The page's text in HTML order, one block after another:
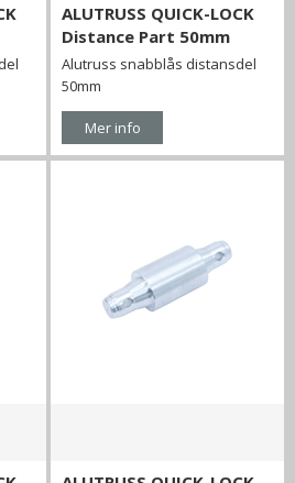
ALUTRUSS QUICK-LOCK
Distance Part 50mm
Alutruss snabblås distansdel
50mm
Mer info